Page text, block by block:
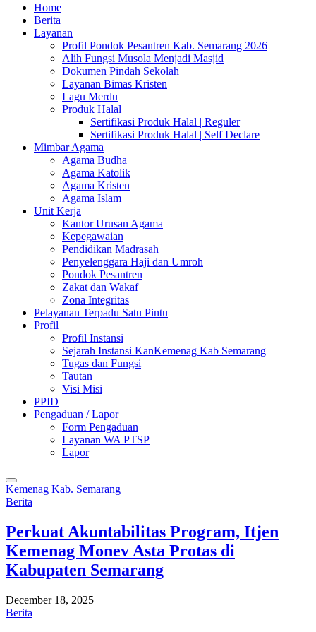
Home
Berita
Layanan
Profil Pondok Pesantren Kab. Semarang 2026
Alih Fungsi Musola Menjadi Masjid
Dokumen Pindah Sekolah
Layanan Bimas Kristen
Lagu Merdu
Produk Halal
Sertifikasi Produk Halal | Reguler
Sertifikasi Produk Halal | Self Declare
Mimbar Agama
Agama Budha
Agama Katolik
Agama Kristen
Agama Islam
Unit Kerja
Kantor Urusan Agama
Kepegawaian
Pendidikan Madrasah
Penyelenggara Haji dan Umroh
Pondok Pesantren
Zakat dan Wakaf
Zona Integritas
Pelayanan Terpadu Satu Pintu
Profil
Profil Instansi
Sejarah Instansi KanKemenag Kab Semarang
Tugas dan Fungsi
Tautan
Visi Misi
PPID
Pengaduan / Lapor
Form Pengaduan
Layanan WA PTSP
Lapor
Kemenag Kab. Semarang
Berita
Perkuat Akuntabilitas Program, Itjen
Kemenag Monev Asta Protas di
Kabupaten Semarang
December 18, 2025
Berita